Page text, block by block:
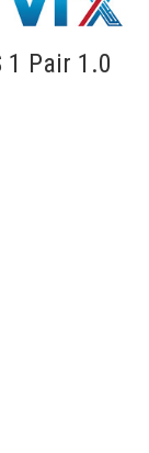
1 Pair 1.0